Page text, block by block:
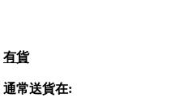
有貨
通常送貨在: